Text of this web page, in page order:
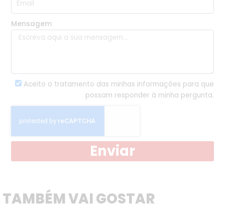
Mensagem
Aceito o tratamento das minhas informações para que
possam responder à minha pergunta.
Enviar
TAMBÉM VAI GOSTAR